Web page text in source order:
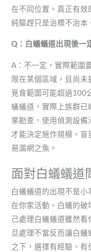
在不同位置。真正有效
純驅趕只是治標不治本
Q ：白蟻蟻道出現後一
A：不一定，實際範圍
限在某個區域，且尚
覓食範圍可能超過100
蟻蟻道，實際上族群
業勘查，使用偵測設備
才能決定施作規模。
易漏網之魚。
面對白蟻蟻道
白蟻蟻道的出現不是
在你家活動。白蟻的破
己處理白蟻蟻道雖然
旦處理不當反而讓白
之下，選擇有經驗、